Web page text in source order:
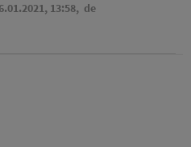
13:58, de